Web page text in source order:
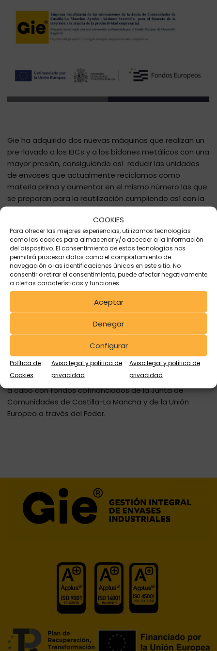
COOKIES
Para ofrecer las mejores experiencias, utilizamos tecnologías
como las cookies para almacenar y/o acceder a la información
del dispositivo. El consentimiento de estas tecnologías nos
permitirá procesar datos como el comportamiento de
navegación o las identificaciones únicas en este sitio. No
consentir o retirar el consentimiento, puede afectar negativamente
a ciertas características y funciones.
Aceptar
Denegar
Configurar
Política de
Cookies
Aviso legal y política de
privacidad
Aviso legal y política de
privacidad
Gie ha adquirido dos nuevas máquinas que realizan un
pre-lavado a los IBCs y a los bidones metálicos con una
mayor presión, consiguiendo así reducir las unidades
de envases que actualmente reciclamos como
materia prima y aumentar en el mismo número las que
se preparan para la reutilización cumpliendo así con la
jerarquía de residuos.
En la hoja de ruta deGIE, siempre está presente la
mejora continua de nuestros procesos. Somos
conscientes de que el mercado actual demanda no
solo un precio competitivo sino también unproducto
reacondicionadode alta calidad.
Con el fin de alcanzar este objetivo nos hemos
embarcado en un proyecto de mejora de nuestras
líneas de producción de IBCs y bidones metálicos.
Todas estas mejoras de nuestras instalaciones han
repercutido muy positivamente en una mejora de la
productividad y de los controles de calidad de nuestras
líneas de producción. Dichas mejoras las hemos llevado
a cabo con fondos cofinanciados de la Junta de
Comunidades de Castilla-La Mancha y de la Unión
Europea a través del Feder.